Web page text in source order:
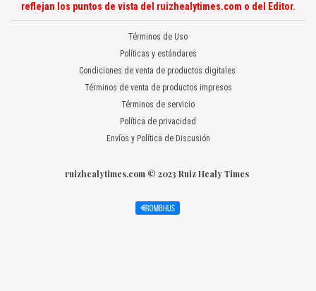
reflejan los puntos de vista del ruizhealytimes.com o del Editor.
Términos de Uso
Políticas y estándares
Condiciones de venta de productos digitales
Términos de venta de productos impresos
Términos de servicio
Política de privacidad
Envíos y Política de Discusión
ruizhealytimes.com © 2023 Ruiz Healy Times